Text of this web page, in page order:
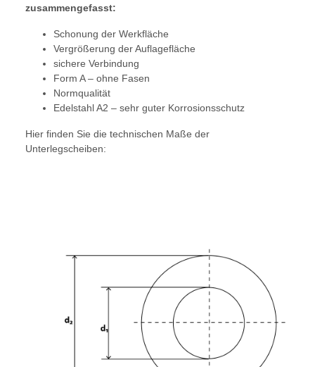
zusammengefasst:
Schonung der Werkfläche
Vergrößerung der Auflagefläche
sichere Verbindung
Form A – ohne Fasen
Normqualität
Edelstahl A2 – sehr guter Korrosionsschutz
Hier finden Sie die technischen Maße der
Unterlegscheiben: